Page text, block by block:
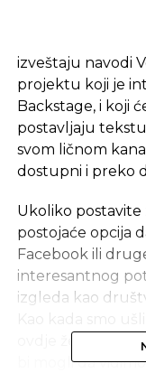
izveštaju navodi
projektu koji je
Backstage, i koji
postavljaju
svom ličnom
dostupni i preko
Ukoliko
postojaće opcija
Facebook ili
interesantnog
izgleda kao
ovdje želi da
bi mogli da